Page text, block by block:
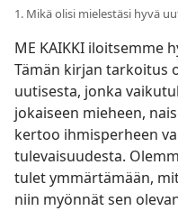
1. Mikä olisi mielestäsi hyvä
ME KAIKKI iloitsemme
Tämän kirjan tarkoitus
uutisesta, jonka
jokaiseen mieheen,
kertoo ihmisperheen
tulevaisuudesta.
tulet ymmärtämään,
niin myönnät sen